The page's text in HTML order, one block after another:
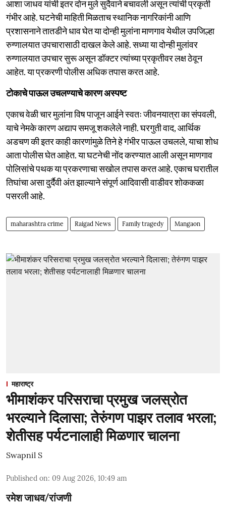
आशा जाधव यांची इतर दोन मुले सुदैवाने बचावली असून त्यांची प्रकृती
गंभीर आहे. घटनेची माहिती मिळताच स्थानिक नागरिकांनी आणि
प्रशासनाने तातडीने धाव घेत या दोन्ही मुलांना माणगाव येथील उपजिल्हा
रुग्णालयात उपचारासाठी दाखल केले आहे. सध्या या दोन्ही मुलांवर
रुग्णालयात उपचार सुरू असून डॉक्टर त्यांच्या प्रकृतीवर लक्ष ठेवून
आहेत. या प्रकरणी पोलीस अधिक तपास करत आहे.
टोकाचे पाऊल उचलण्याचे कारण अस्पष्ट
एकाच वेळी चार मुलांना विष पाजून आईने स्वतः जीवनयात्रा का संपवली,
याचे नेमके कारण अद्याप समजू शकलेले नाही. घरगुती वाद, आर्थिक
अडचण की इतर काही कारणांमुळे तिने हे गंभीर पाऊल उचलले, याचा शोध
आता पोलीस घेत आहेत. या घटनेची नोंद करण्यात आली असून माणगाव
पोलिसांचे पथक या प्रकरणाचा सखोल तपास करत आहे. एकाच घरातील
तिघांचा असा दुर्दैवी अंत झाल्याने संपूर्ण आदिवासी वाडीवर शोककळा
पसरली आहे.
maharashtra crime Raigad News Family tragedy Mangaon
महाराष्ट्र
भीमाशंकर परिसराचा प्रमुख जलस्रोत
भरल्याने दिलासा; तेरुंगण पाझर तलाव भरला;
शेतीसह पर्यटनालाही मिळणार चालना
Swapnil S
Published on: 09 Aug 2026, 10:49 am
रमेश जाधव/रांजणी